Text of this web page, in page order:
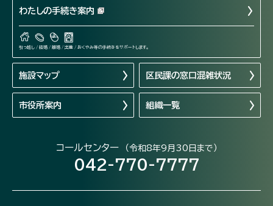
わたしの手続き案内
引っ越し / 結婚 / 離婚 / 出産 / おくやみ等の手続きをサポートします。
施設マップ 区民課の窓口混雑状況
市役所案内 組織一覧
コールセンター （令和8年9月30日まで）
042-770-7777